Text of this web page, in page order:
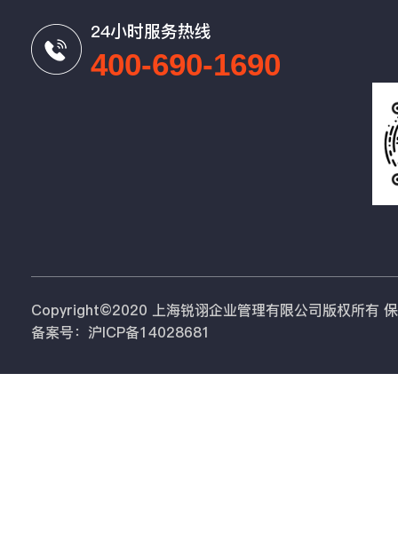
24小时服务热线
400-690-1690
Copyright©2020 上海锐诩企业管理有限公司版权所有
备案号：沪ICP备14028681